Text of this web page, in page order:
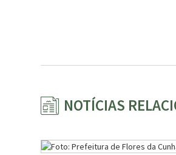
NOTÍCIAS